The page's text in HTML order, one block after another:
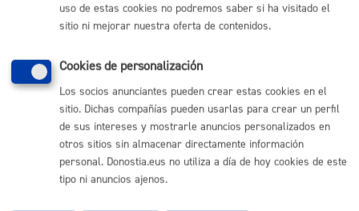
Elementos simples
1. Registro de la solicitud y documentación
2. Subsanación de documentación, en su caso
3. Resolución de autorización o denegación
4. Cobro de tasa
uso de estas cookies no podremos saber si ha visitado el
sitio ni mejorar nuestra oferta de contenidos.
Cookies de personalización
Los socios anunciantes pueden crear estas cookies en el
sitio. Dichas compañías pueden usarlas para crear un perfil
de sus intereses y mostrarle anuncios personalizados en
otros sitios sin almacenar directamente información
personal. Donostia.eus no utiliza a día de hoy cookies de este
tipo ni anuncios ajenos.